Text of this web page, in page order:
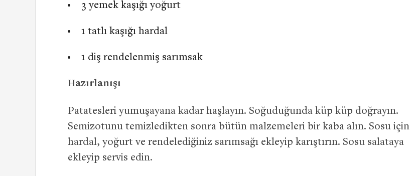
3 yemek kaşığı yoğurt
1 tatlı kaşığı hardal
1 diş rendelenmiş sarımsak
Hazırlanışı
Patatesleri yumuşayana kadar haşlayın. Soğuduğunda küp küp doğrayın.
Semizotunu temizledikten sonra bütün malzemeleri bir kaba alın. Sosu için
hardal, yoğurt ve rendelediğiniz sarımsağı ekleyip karıştırın. Sosu salataya
ekleyip servis edin.